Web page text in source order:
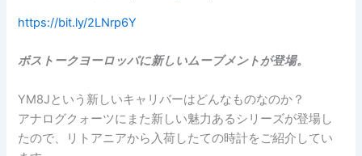
https://bit.ly/2LNrp6Y
ボストークヨーロッパに新しいムーブメントが登場。
YM8Jという新しいキャリバーはどんなものなのか？
アナログクォーツにまた新しい魅力あるシリーズが登場し
たので、リトアニアから入荷したての時計をご紹介してい